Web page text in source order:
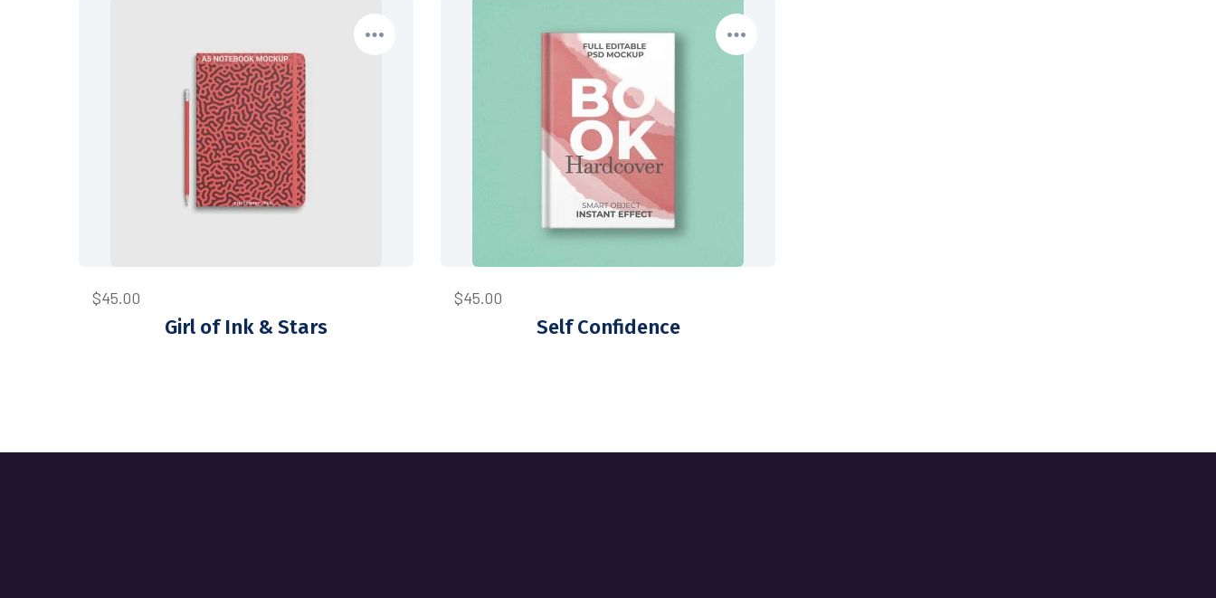
$45.00
Girl of Ink & Stars
$45.00
Self Confidence